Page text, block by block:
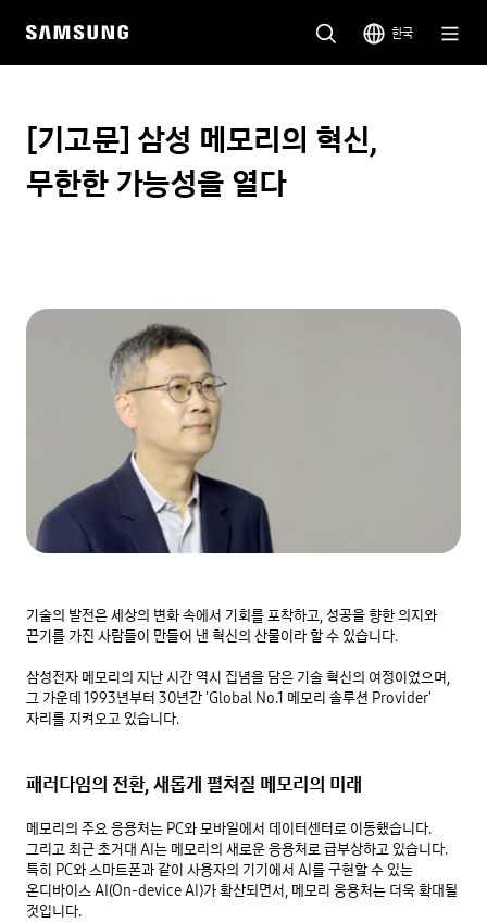
한국
[기고문] 삼성 메모리의 혁신,
무한한 가능성을 열다
기술의 발전은 세상의 변화 속에서 기회를 포착하고, 성공을 향한 의지와
끈기를 가진 사람들이 만들어 낸 혁신의 산물이라 할 수 있습니다.
삼성전자 메모리의 지난 시간 역시 집념을 담은 기술 혁신의 여정이었으며,
그 가운데 1993년부터 30년간 'Global No.1 메모리 솔루션 Provider'
자리를 지켜오고 있습니다.
패러다임의 전환, 새롭게 펼쳐질 메모리의 미래
메모리의 주요 응용처는 PC와 모바일에서 데이터센터로 이동했습니다.
그리고 최근 초거대 AI는 메모리의 새로운 응용처로 급부상하고 있습니다.
특히 PC와 스마트폰과 같이 사용자의 기기에서 AI를 구현할 수 있는
온디바이스 AI(On-device AI)가 확산되면서, 메모리 응용처는 더욱 확대될
것입니다.